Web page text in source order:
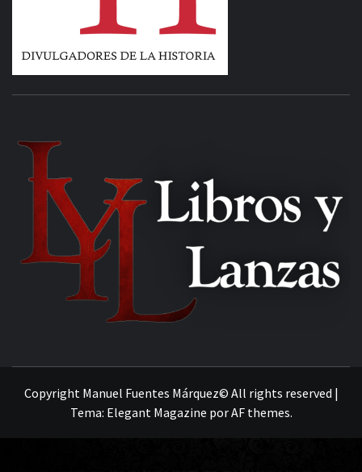
Copyright Manuel Fuentes Márquez© All rights reserved |
Tema: Elegant Magazine porAF themes.